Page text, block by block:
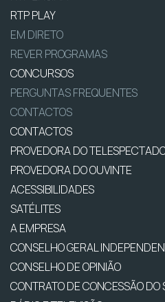
RTP PLAY
EM DIRETO
REVER PROGRAMAS
CONCURSOS
PERGUNTAS FREQUENTES
CONTACTOS
CONTACTOS
PROVEDORA DO
PROVEDORA DO OUVINTE
ACESSIBILIDADES
SATÉLITES
A EMPRESA
CONSELHO GERAL
CONSELHO DE OPINIÃO
CONTRATO DE CONCESSÃO DO